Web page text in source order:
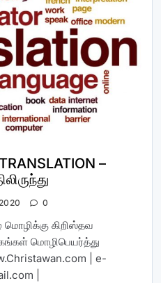
–
0
மொழிக்கு கிறிஸ்தவ
மொழிபெயர்த்து
| e-